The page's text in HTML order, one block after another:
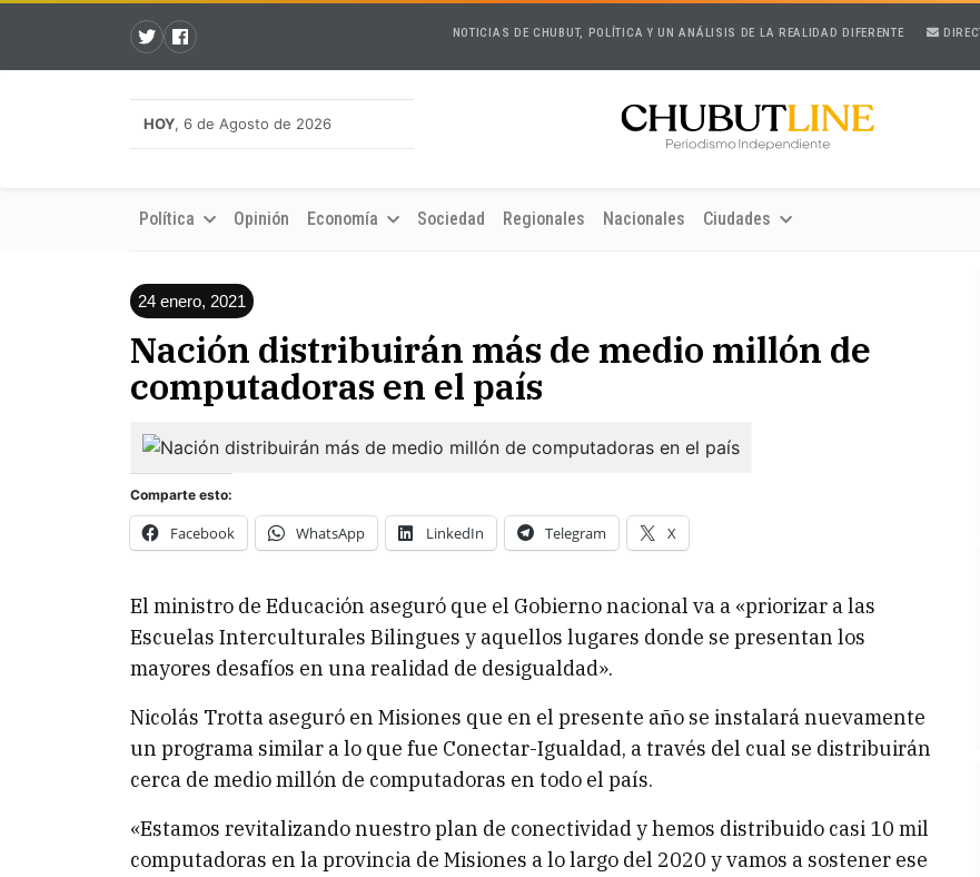
NOTICIAS DE CHUBUT, POLÍTICA Y UN ANÁLISIS DE LA REALIDAD DIFERENTE
HOY, 6 de Agosto de 2026
Política Opinión Economía Sociedad Regionales Nacionales Ciudades
24 enero, 2021
Nación distribuirán más de medio millón de
computadoras en el país
Comparte esto:
Facebook WhatsApp LinkedIn Telegram X
El ministro de Educación aseguró que el Gobierno nacional va a «priorizar a las
Escuelas Interculturales Bilingues y aquellos lugares donde se presentan los
mayores desafíos en una realidad de desigualdad».
Nicolás Trotta aseguró en Misiones que en el presente año se instalará nuevamente
un programa similar a lo que fue Conectar-Igualdad, a través del cual se distribuirán
cerca de medio millón de computadoras en todo el país.
«Estamos revitalizando nuestro plan de conectividad y hemos distribuido casi 10 mil
computadoras en la provincia de Misiones a lo largo del 2020 y vamos a sostener ese